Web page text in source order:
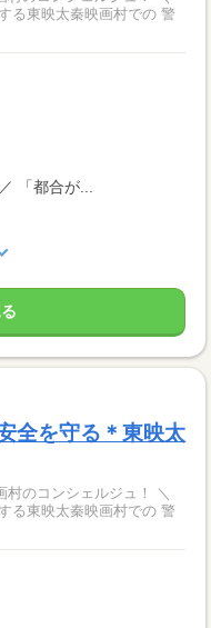
る東映太秦映画村での 警
「都合が...
全を守る＊東映太
村のコンシェルジュ！ ＼
る東映太秦映画村での 警